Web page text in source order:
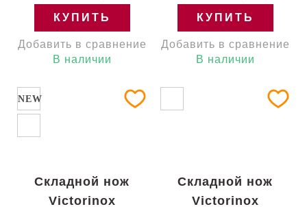
КУПИТЬ
Добавить в сравнение
В наличии
КУПИТЬ
Добавить в сравнение
В наличии
NEW
Складной нож
Victorinox
Складной нож
Victorinox